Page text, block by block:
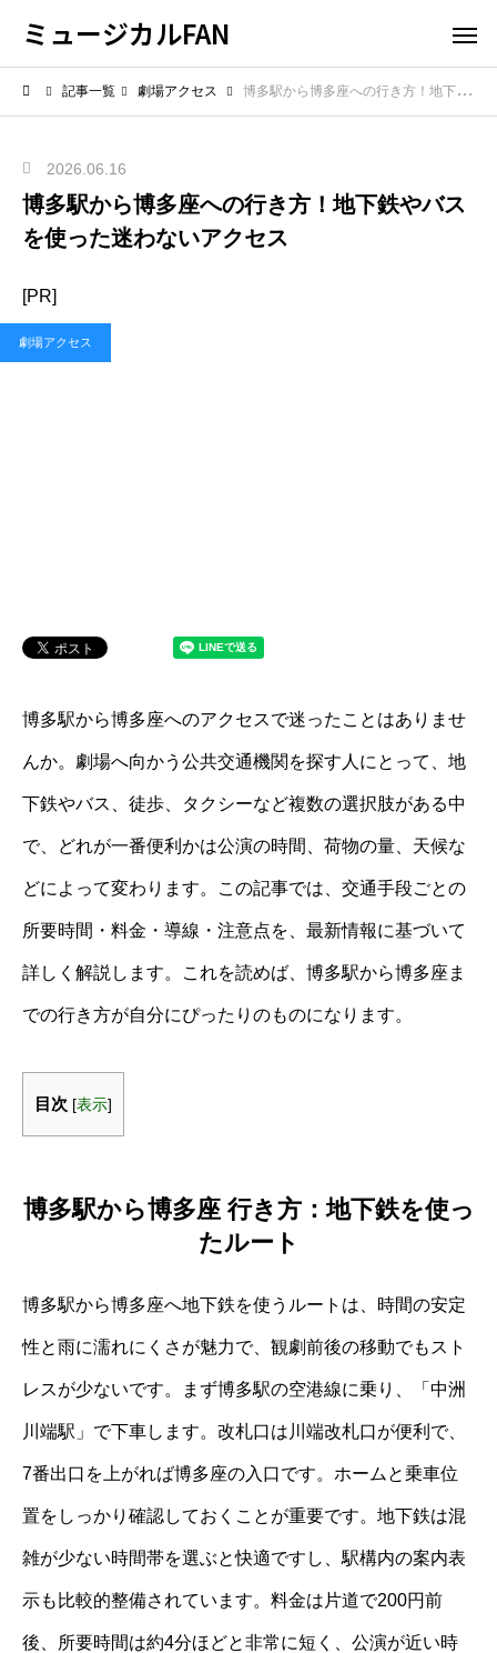
ミュージカルFAN
記事一覧 劇場アクセス 博多駅から博多座への行き方！地下鉄やバスを使った迷わないアクセス
2026.06.16
博多駅から博多座への行き方！地下鉄やバス
を使った迷わないアクセス
[PR]
劇場アクセス
博多駅から博多座へのアクセスで迷ったことはありませ
んか。劇場へ向かう公共交通機関を探す人にとって、地
下鉄やバス、徒歩、タクシーなど複数の選択肢がある中
で、どれが一番便利かは公演の時間、荷物の量、天候な
どによって変わります。この記事では、交通手段ごとの
所要時間・料金・導線・注意点を、最新情報に基づいて
詳しく解説します。これを読めば、博多駅から博多座ま
での行き方が自分にぴったりのものになります。
目次 [表示]
博多駅から博多座 行き方：地下鉄を使っ
たルート
博多駅から博多座へ地下鉄を使うルートは、時間の安定
性と雨に濡れにくさが魅力で、観劇前後の移動でもスト
レスが少ないです。まず博多駅の空港線に乗り、「中洲
川端駅」で下車します。改札口は川端改札口が便利で、
7番出口を上がれば博多座の入口です。ホームと乗車位
置をしっかり確認しておくことが重要です。地下鉄は混
雑が少ない時間帯を選ぶと快適ですし、駅構内の案内表
示も比較的整備されています。料金は片道で200円前
後、所要時間は約4分ほどと非常に短く、公演が近い時